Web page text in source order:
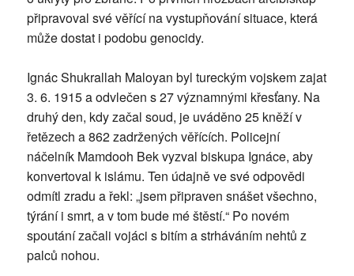
připravoval své věřící na vystupňování situace, která
může dostat i podobu genocidy.
Ignác Shukrallah Maloyan byl tureckým vojskem zajat
3. 6. 1915 a odvlečen s 27 významnými křesťany. Na
druhý den, kdy začal soud, je uváděno 25 kněží v
řetězech a 862 zadržených věřících. Policejní
náčelník Mamdooh Bek vyzval biskupa Ignáce, aby
konvertoval k islámu. Ten údajně ve své odpovědi
odmítl zradu a řekl: „jsem připraven snášet všechno,
týrání i smrt, a v tom bude mé štěstí.“ Po novém
spoutání začali vojáci s bitím a strháváním nehtů z
palců nohou.